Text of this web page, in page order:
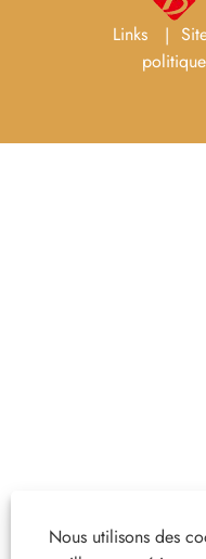
Links
Nous utilisons des